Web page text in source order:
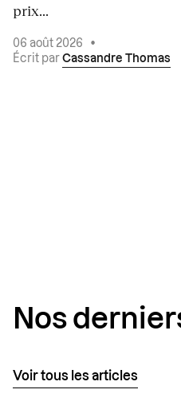
prix...
06 août 2026
•
Écrit par Cassandre Thomas
Nos
Voir tous les articles